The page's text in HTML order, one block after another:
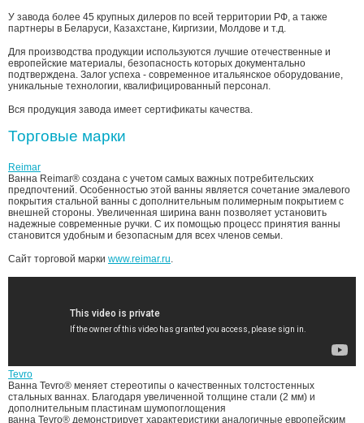
У завода более 45 крупных дилеров по всей территории РФ, а также
партнеры в Беларуси, Казахстане, Киргизии, Молдове и т.д.
Для производства продукции используются лучшие отечественные и
европейские материалы, безопасность которых документально
подтверждена. Залог успеха - современное итальянское оборудование,
уникальные технологии, квалифицированный персонал.
Вся продукция завода имеет сертификаты качества.
Торговые марки
Reimar
Ванна Reimar® создана с учетом самых важных потребительских
предпочтений. Особенностью этой ванны является сочетание эмалевого
покрытия стальной ванны с дополнительным полимерным покрытием с
внешней стороны. Увеличенная ширина ванн позволяет установить
надежные современные ручки. С их помощью процесс принятия ванны
становится удобным и безопасным для всех членов семьи.
Сайт торговой марки www.reimar.ru
Tevro
Ванна Tevro® меняет стереотипы о качественных толстостенных
стальных ваннах. Благодаря увеличенной толщине стали (2 мм) и
дополнительным пластинам шумопоглощения
ванна Tevro® демонстрирует характеристики аналогичные европейским